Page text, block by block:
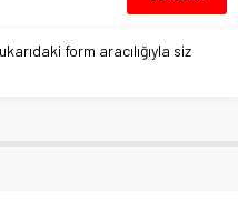
form aracılığıyla siz